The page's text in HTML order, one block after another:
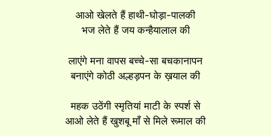
आओ खेलते हैं हाथी-घोड़ा-पालकी
भज लेते हैं जय कन्हैयालाल की
लाएंगे मना वापस बच्चे-सा बचकानापन
बनाएंगे कोठी अल्हड़पन के ख़याल की
महक उठेंगी स्मृतियां माटी के स्पर्श से
आओ लेते हैं खुशबू माँ से मिले रूमाल की